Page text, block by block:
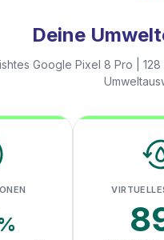
Deine
Google Pixel 8 Pro | 128